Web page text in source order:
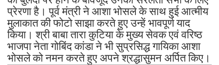
प्रेरणा है। पूर्व मंत्री ने आशा भोसले के साथ हुई आत्मीय
मुलाकात की फोटो साझा करते हुए उन्हें भावपूर्ण याद
किया। श्री बाबा तारा कुटिया के मुख्य सेवक एवं वरिष्ठ
भाजपा नेता गोबिंद कांडा ने भी सुप्रसिद्ध गायिका आशा
भोसले को नमन करते हुए अपने श्रद्धासुमन अर्पित किए।